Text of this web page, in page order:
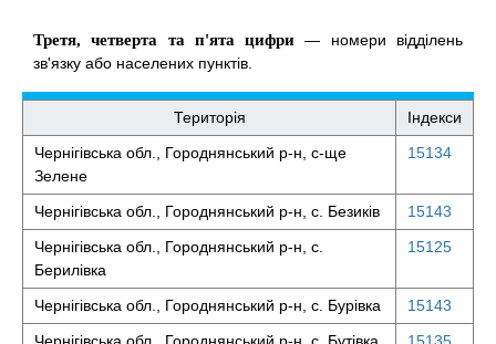
Третя, четверта та п'ята цифри — номери відділень
зв'язку або населених пунктів.
Територія
Індекси
Чернігівська обл., Городнянський р-н, с-ще
Зелене
15134
Чернігівська обл., Городнянський р-н, с. Безиків
15143
Чернігівська обл., Городнянський р-н, с.
Берилівка
15125
Чернігівська обл., Городнянський р-н, с. Бурівка
15143